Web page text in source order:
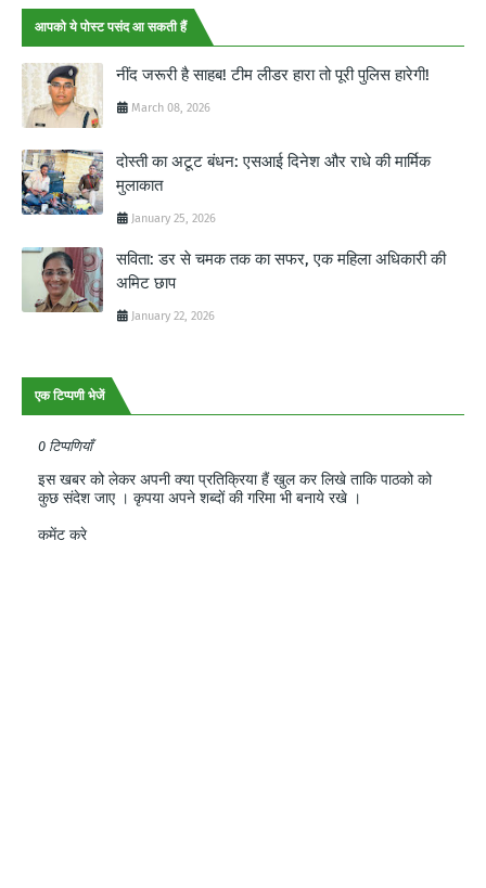
आपको ये पोस्ट पसंद आ सकती हैं
नींद जरूरी है साहब! टीम लीडर हारा तो पूरी पुलिस हारेगी!
March 08, 2026
दोस्ती का अटूट बंधन: एसआई दिनेश और राधे की मार्मिक
मुलाकात
January 25, 2026
सविता: डर से चमक तक का सफर, एक महिला अधिकारी की
अमिट छाप
January 22, 2026
एक टिप्पणी भेजें
0 टिप्पणियाँ
इस खबर को लेकर अपनी क्या प्रतिक्रिया हैं खुल कर लिखे ताकि पाठको को
कुछ संदेश जाए । कृपया अपने शब्दों की गरिमा भी बनाये रखे ।
कमेंट करे